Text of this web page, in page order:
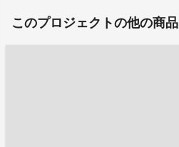
このプロジェクトの他の商品